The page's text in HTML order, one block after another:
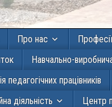
Про нас
Навчально-
педагогічних працівників
діяльність
Центр